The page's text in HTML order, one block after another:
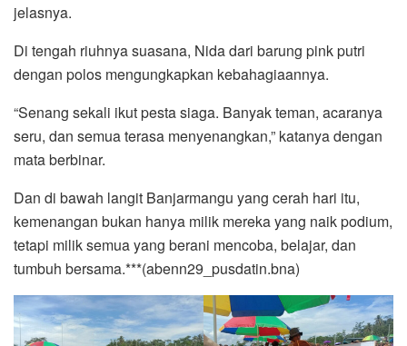
jelasnya.
Di tengah riuhnya suasana, Nida dari barung pink putri
dengan polos mengungkapkan kebahagiaannya.
“Senang sekali ikut pesta siaga. Banyak teman, acaranya
seru, dan semua terasa menyenangkan,” katanya dengan
mata berbinar.
Dan di bawah langit Banjarmangu yang cerah hari itu,
kemenangan bukan hanya milik mereka yang naik podium,
tetapi milik semua yang berani mencoba, belajar, dan
tumbuh bersama.***(abenn29_pusdatin.bna)